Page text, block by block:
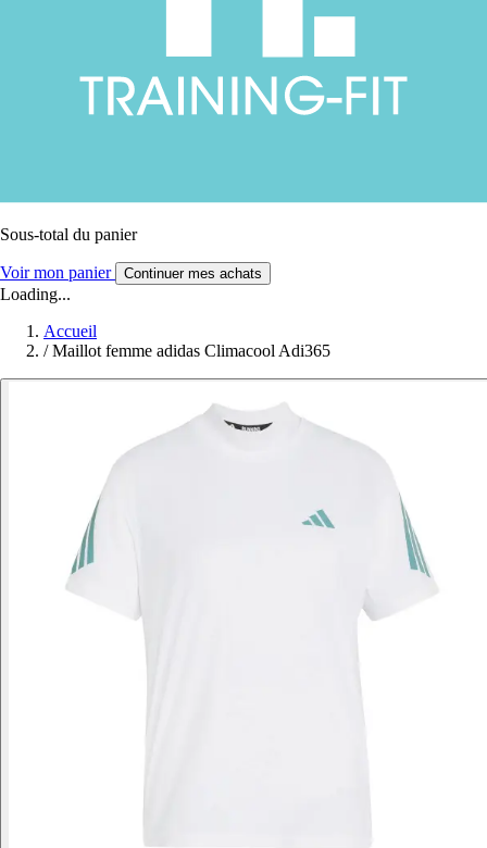
Sous-total du panier
Voir mon panier Continuer mes achats
Loading...
Accueil
/ Maillot femme adidas Climacool Adi365